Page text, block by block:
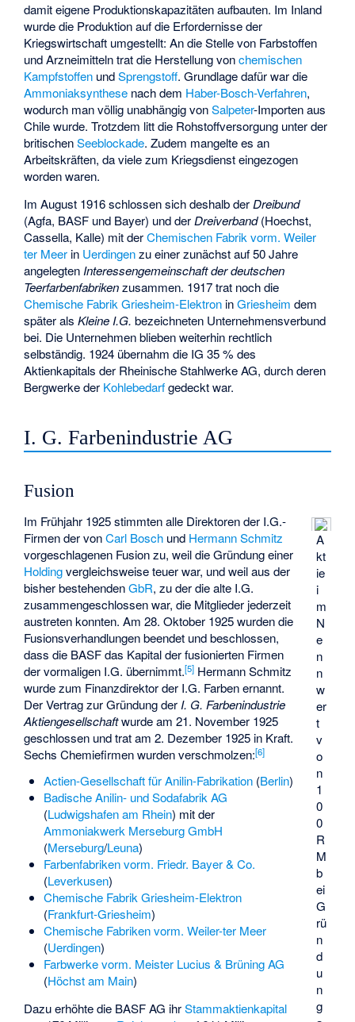
damit eigene Produktionskapazitäten aufbauten. Im Inland
wurde die Produktion auf die Erfordernisse der
Kriegswirtschaft umgestellt: An die Stelle von Farbstoffen
und Arzneimitteln trat die Herstellung vonchemischen
Kampfstoffen undSprengstoff. Grundlage dafür war die
Ammoniaksynthese nach dem Haber-Bosch-Verfahren,
wodurch man völlig unabhängig vonSalpeter-Importen aus
Chile wurde. Trotzdem litt die Rohstoffversorgung unter der
britischenSeeblockade. Zudem mangelte es an
Arbeitskräften, da viele zum Kriegsdienst eingezogen
worden waren.
Im August 1916 schlossen sich deshalb derDreibund
(Agfa, BASF und Bayer) und derDreiverband(Hoechst,
Cassella, Kalle) mit derChemischen Fabrik vorm. Weiler
ter Meer in Uerdingenzu einer zunächst auf 50 Jahre
angelegten Interessengemeinschaft der deutschen
Teerfarbenfabrikenzusammen. 1917 trat noch die
Chemische Fabrik Griesheim-Elektron inGriesheim dem
später alsKleine I.G. bezeichneten Unternehmensverbund
bei. Die Unternehmen blieben weiterhin rechtlich
selbständig. 1924 übernahm die IG 35 % des
Aktienkapitals der Rheinische Stahlwerke AG, durch deren
Bergwerke der Kohlebedarfgedeckt war.
I. G. Farbenindustrie AG
Fusion
A
kt
ie
i
m
N
e
n
n
w
er
t
v
o
n
1
0
0
R
M
b
ei
G
rü
n
d
u
n
g
Im Frühjahr 1925 stimmten alle Direktoren der I.G.-
Firmen der vonCarl Bosch und Hermann Schmitz
vorgeschlagenen Fusion zu, weil die Gründung einer
Holdingvergleichsweise teuer war, und weil aus der
bisher bestehendenGbR, zu der die alte I.G.
zusammengeschlossen war, die Mitglieder jederzeit
austreten konnten. Am 28. Oktober 1925 wurden die
Fusionsverhandlungen beendet und beschlossen,
dass die BASF das Kapital der fusionierten Firmen
der vormaligen I.G. übernimmt.[5] Hermann Schmitz
wurde zum Finanzdirektor der I.G. Farben ernannt.
Der Vertrag zur Gründung derI. G. Farbenindustrie
Aktiengesellschaftwurde am 21. November 1925
geschlossen und trat am 2. Dezember 1925 in Kraft.
Sechs Chemiefirmen wurden verschmolzen:[6]
Actien-Gesellschaft für Anilin-Fabrikation(Berlin)
Badische Anilin- und Sodafabrik AG
(Ludwigshafen am Rhein) mit der
Ammoniakwerk Merseburg GmbH
(Merseburg/Leuna)
Farbenfabriken vorm. Friedr. Bayer & Co.
(Leverkusen)
Chemische Fabrik Griesheim-Elektron
(Frankfurt-Griesheim)
Chemische Fabriken vorm. Weiler-ter Meer
(Uerdingen)
Farbwerke vorm. Meister Lucius & Brüning AG
(Höchst am Main)
Dazu erhöhte die BASF AG ihrStammaktienkapital